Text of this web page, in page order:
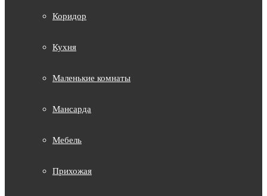
Коридор
Кухня
Маленькие комнаты
Мансарда
Мебель
Прихожая